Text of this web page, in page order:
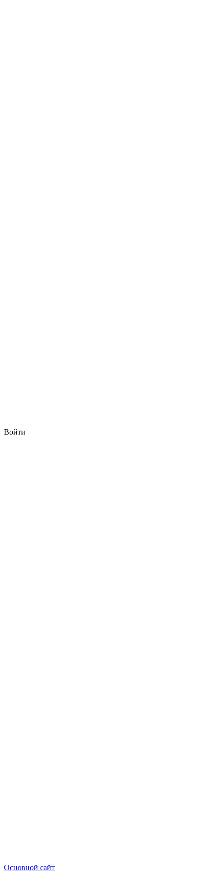
Войти
Основной сайт